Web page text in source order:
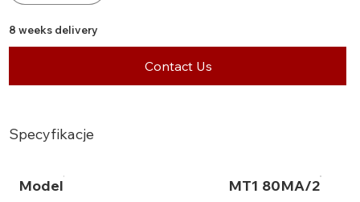
8 weeks delivery
Contact Us
Specyfikacje
Model MT1 80MA/2